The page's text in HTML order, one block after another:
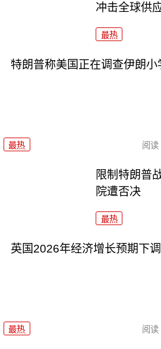
冲击全球供
最热
特朗普称美国正在调查伊朗小
最热 阅读
限制特朗普
院遭否决
最热
英国2026年经济增长预期下
最热 阅读